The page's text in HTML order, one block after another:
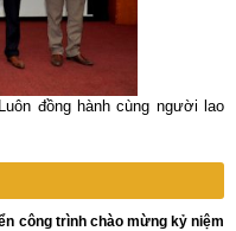
đồng hành cùng người lao
công trình chào mừng kỷ niệm